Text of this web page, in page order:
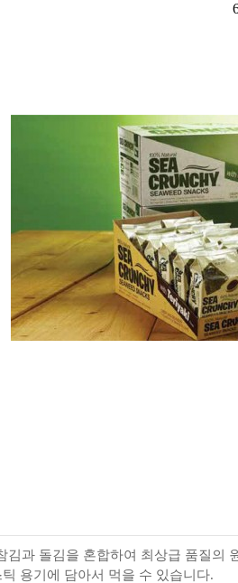
과 돌김을 혼합하여 최상급 품질의
용기에 담아서 먹을 수 있습니다.